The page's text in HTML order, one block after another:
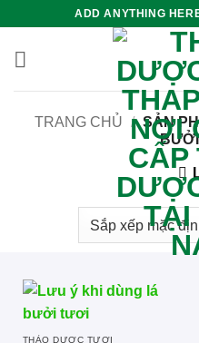
nội
ADD ANYTHING
TRANG CHỦ / SẢN
THẢO DƯỢC TƯƠI